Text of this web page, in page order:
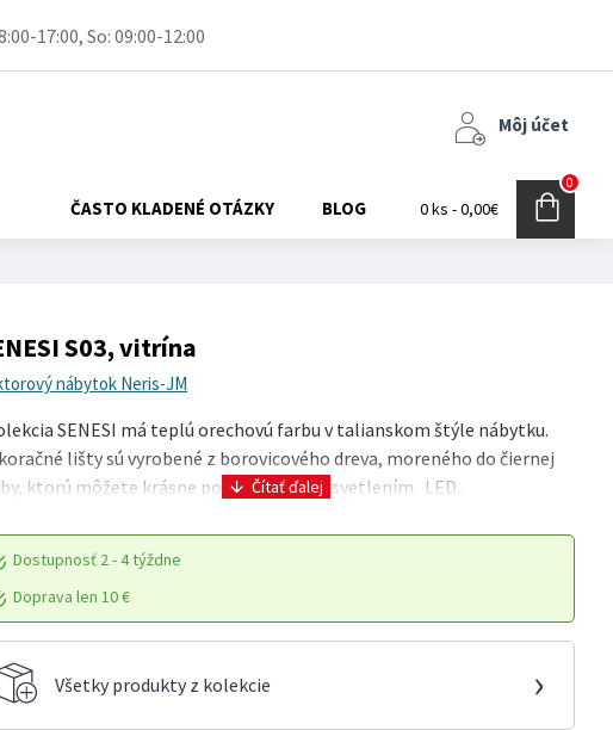
17:00, So: 09:00-12:00
Môj účet
ČASTO KLADENÉ OTÁZKY BLOG 0 ks - 0,00€
0
S03, vitrína
nábytok Neris-JM
SENESI má teplú orechovú farbu v talianskom štýle nábytku.
lišty sú vyrobené z borovicového dreva, moreného do čiernej
ktorú môžete krásne podsvietiť LED osvetlením. LED..
Dostupnosť 2 - 4 týždne
Doprava len 10 €
Všetky produkty z kolekcie ›